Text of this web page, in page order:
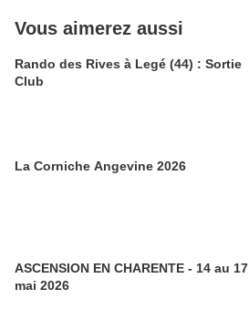
Vous aimerez aussi
Rando des Rives à Legé (44) : Sortie
Club
La Corniche Angevine 2026
ASCENSION EN CHARENTE - 14 au 17
mai 2026